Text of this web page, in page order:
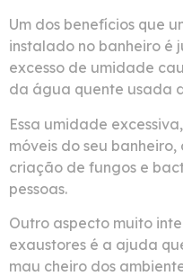
Um dos benefícios que
instalado no banheiro é
excesso de umidade
da água quente usada
Essa umidade
móveis do seu
criação de fungos e
pessoas.
Outro aspecto muito
exaustores é a ajuda
mau cheiro dos